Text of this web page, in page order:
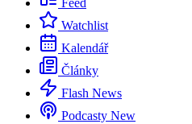
Feed
Watchlist
Kalendář
Články
Flash News
Podcasty New